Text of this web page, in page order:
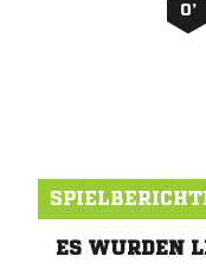
0’
ES WURDEN